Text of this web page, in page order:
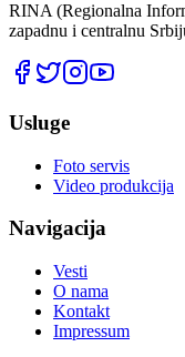
RINA (Regionalna
zapadnu i centralnu
Usluge
Foto servis
Video produkcija
Navigacija
Vesti
O nama
Kontakt
Impressum